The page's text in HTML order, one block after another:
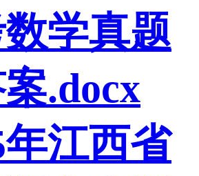
学真题
.docx
年江西省